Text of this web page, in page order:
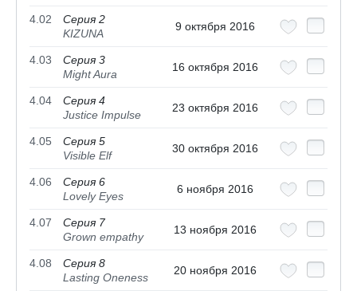
4.02
Серия 2
KIZUNA
9 октября 2016
4.03
Серия 3
Might Aura
16 октября 2016
4.04
Серия 4
Justice Impulse
23 октября 2016
4.05
Серия 5
Visible Elf
30 октября 2016
4.06
Серия 6
Lovely Eyes
6 ноября 2016
4.07
Серия 7
Grown empathy
13 ноября 2016
4.08
Серия 8
Lasting Oneness
20 ноября 2016